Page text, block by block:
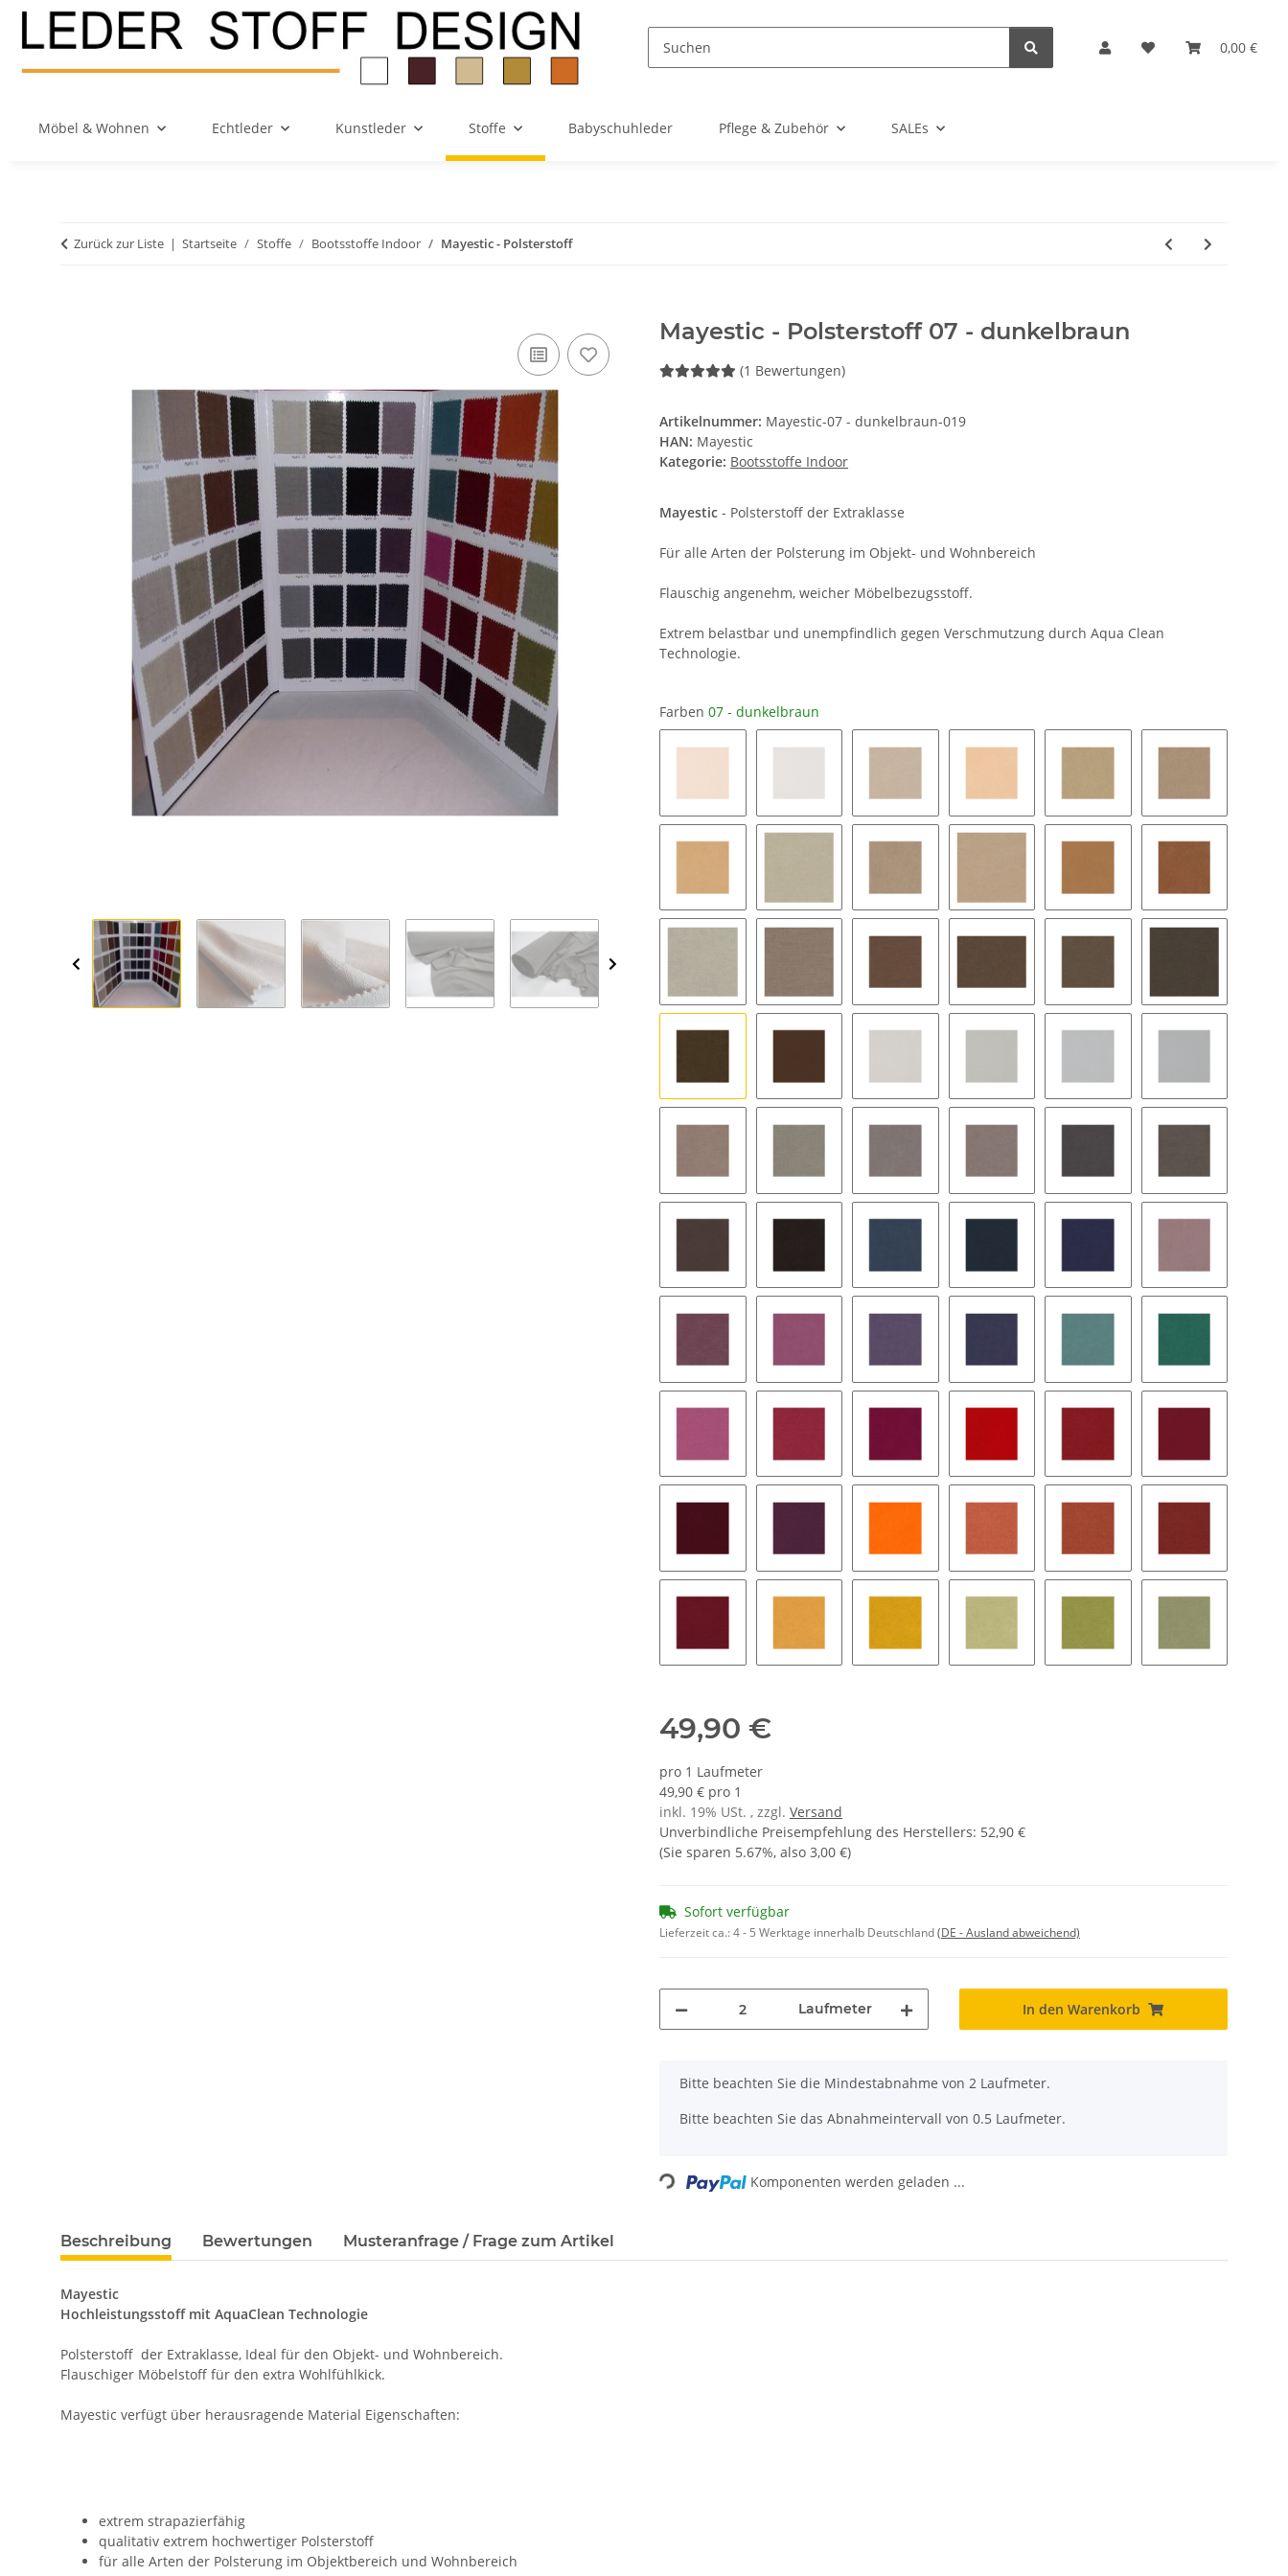
0,00 €
Möbel & Wohnen Echtleder Kunstleder Stoffe Babyschuhleder Pflege & Zubehör SALEs
Zurück zur Liste Startseite Stoffe Bootsstoffe Indoor Mayestic - Polsterstoff
Mayestic - Polsterstoff 07 - dunkelbraun
(1 Bewertungen)
Artikelnummer: Mayestic-07 - dunkelbraun-019
HAN: Mayestic
Kategorie: Bootsstoffe Indoor
Mayestic - Polsterstoff der Extraklasse
Für alle Arten der Polsterung im Objekt- und Wohnbereich
Flauschig angenehm, weicher Möbelbezugsstoff.
Extrem belastbar und unempfindlich gegen Verschmutzung durch Aqua Clean
Technologie.
Farben 07 - dunkelbraun
01 - weiß 324 - ivory 250 - natur 50 - hellbeige 32 - beige 18 -
51 - sand 03 - sahara 52 - taupe 104 - macciato73 - camel 60 - zimt
252 - beigebraun215 - hellbraun114 - espresso144 - mittelbraun131 - mocca 301 - tiefbraun
07 - dunkelbraun57 - schoko 201 - leinen 12 - sandgrau 112 - lichtgrau21 - silbergrau
69 - steingrau 205 - naturbraun313 - mittelgrau213 - mausgrau13 - schiefer 214 - anthrazit
15 - dunkelgrau59 - schwarz 311 - navy 58 - nachtblau11 - dunkelblau34 - rose
30 - aubergine10 - magenta 106 - violett 22 - purple 68 - türkis 37 - green
208 - pink 66 - angel red 67 - rotviolett 38 - hellrot 56 - klassischrot08 - lipstick
65 - kirsche 76 - bordeaux 64 - orange 28 - mandarine62 - dark terra 55 - rost
49,90 €
pro 1 Laufmeter
49,90 € pro 1
inkl. 19% USt. , zzgl. Versand
Unverbindliche Preisempfehlung des Herstellers: 52,90 €
(Sie sparen 5.67%, also 3,00 €)
Sofort verfügbar
Lieferzeit ca.:4 - 5 Werktage innerhalb Deutschland(DE - Ausland abweichend)
Laufmeter In den Warenkorb
x
Bitte beachten Sie die Mindestabnahme von 2 Laufmeter.
Bitte beachten Sie das Abnahmeintervall von 0.5 Laufmeter.
Loading... Komponenten werden geladen ...
Beschreibung Bewertungen Musteranfrage / Frage zum Artikel
Mayestic
Hochleistungsstoff mit AquaClean Technologie
Polsterstoff der Extraklasse, Ideal für den Objekt- und Wohnbereich.
Flauschiger Möbelstoff für den extra Wohlfühlkick.
Mayestic verfügt über herausragende Material Eigenschaften:
extrem strapazierfähig
qualitativ extrem hochwertiger Polsterstoff
für alle Arten der Polsterung im Objektbereich und Wohnbereich